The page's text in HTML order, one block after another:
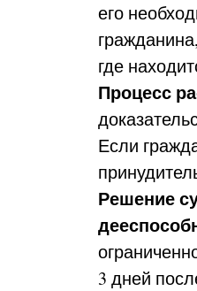
его
где
Процесс
Если
Решение
3 дней